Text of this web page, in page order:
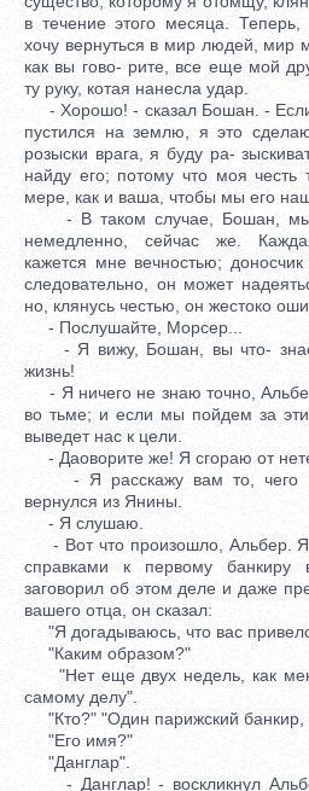
в течение этого месяца.
хочу вернуться в мир людей, мир
как вы гово- рите, все еще мой
ту руку, котая нанесла удар.
- Хорошо! - сказал Бошан. - Если
пустился на землю, я это
розыски врага, я буду ра-
найду его; потому что моя честь
мере, как и ваша, чтобы мы его
- В таком случае, Бошан, мы
немедленно, сейчас же.
кажется мне вечностью;
следовательно, он может
но, клянусь честью, он жестоко
- Послушайте, Морсер...
- Я вижу, Бошан, вы что-
жизнь!
- Я ничего не знаю точно,
во тьме; и если мы пойдем за
выведет нас к цели.
- Даоворите же! Я сгораю от
- Я расскажу вам то, чего не
вернулся из Янины.
- Я слушаю.
- Вот что произошло, Альбер. Я,
справками к первому банкиру
заговорил об этом деле и даже
вашего отца, он сказал:
"Я догадываюсь, что вас
"Каким образом?"
"Нет еще двух недель, как
самому делу".
"Кто?" "Один парижский банкир,
"Его имя?"
"Данглар".
- Данглар! - воскликнул